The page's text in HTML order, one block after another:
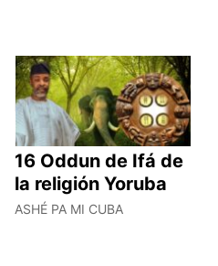
16 Oddun de Ifá de
la religión Yoruba
ASHÉ PA MI CUBA